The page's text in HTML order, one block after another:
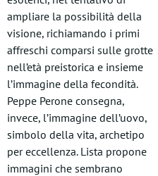
ampliare la possibilità della
visione, richiamando i primi
affreschi comparsi sulle grotte
nell’età preistorica e insieme
l’immagine della fecondità.
Peppe Perone consegna,
invece, l’immagine dell’uovo,
simbolo della vita, archetipo
per eccellenza. Lista propone
immagini che sembrano